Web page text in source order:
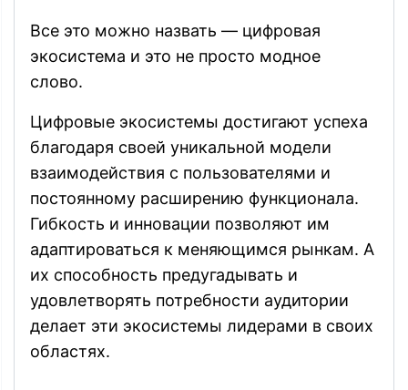
Все это можно назвать — цифровая
экосистема и это не просто модное
слово.
Цифровые экосистемы достигают успеха
благодаря своей уникальной модели
взаимодействия с пользователями и
постоянному расширению функционала.
Гибкость и инновации позволяют им
адаптироваться к меняющимся рынкам. А
их способность предугадывать и
удовлетворять потребности аудитории
делает эти экосистемы лидерами в своих
областях.